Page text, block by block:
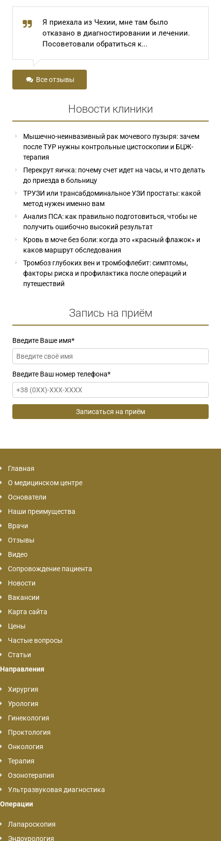
из Чехии, мне там было
в диагностировании и лечении.
обратиться к...
разговор
Все отзывы
Новости клиники
Мышечно-неинвазивный рак мочевого пузыря: зачем
после ТУР нужны контрольные цистоскопии и БЦЖ-
терапия
Перекрут яичка: почему счет идет на часы, и что делать
до приезда в больницу
ТРУЗИ или трансабдоминальное УЗИ простаты: какой
метод нужен именно вам
Анализ ПСА: как правильно подготовиться, чтобы не
получить ошибочно высокий результат
Кровь в моче без боли: когда это «красный флажок» и
каков маршрут обследования
Тромбоз глубоких вен и тромбофлебит: симптомы,
факторы риска и профилактика после операций и
путешествий
Запись на приём
Введите Ваше имя*
Введите Ваш номер телефона*
Главная
О медицинском центре
Основатели
Наши преимущества
Врачи
Отзывы
Видео
Сопровождение пациента
Новости
Вакансии
Карта сайта
Цены
Частые вопросы
Статьи
Направления
Хирургия
Урология
Гинекология
Проктология
Онкология
Терапия
Озонотерапия
Ультразвуковая диагностика
Операции
Лапароскопия
Эндоурология